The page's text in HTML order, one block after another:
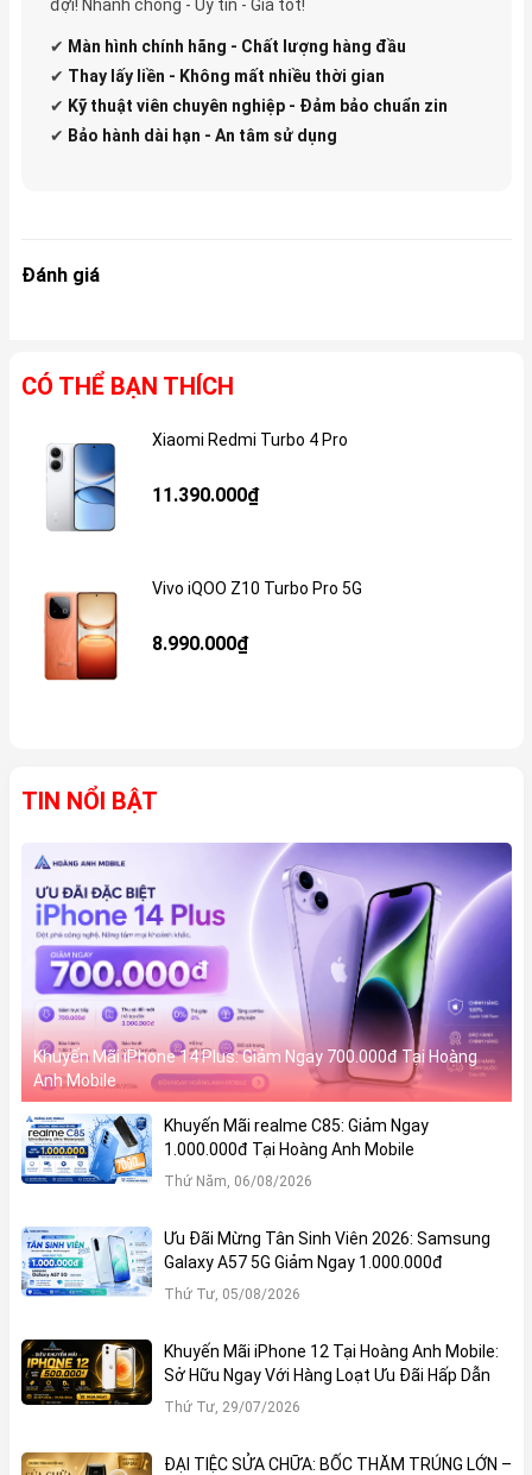
đợi! Nhanh chóng - Uy tín - Giá tốt!
✔ Màn hình chính hãng - Chất lượng hàng đầu
✔ Thay lấy liền - Không mất nhiều thời gian
✔ Kỹ thuật viên chuyên nghiệp - Đảm bảo chuẩn zin
✔ Bảo hành dài hạn - An tâm sử dụng
Đánh giá
CÓ THỂ BẠN THÍCH
Xiaomi Redmi Turbo 4 Pro
11.390.000₫
Vivo iQOO Z10 Turbo Pro 5G
8.990.000₫
TIN NỔI BẬT
Khuyến Mãi iPhone 14 Plus: Giảm Ngay 700.000đ Tại Hoàng
Anh Mobile
Khuyến Mãi realme C85: Giảm Ngay
1.000.000đ Tại Hoàng Anh Mobile
Thứ Năm, 06/08/2026
Ưu Đãi Mừng Tân Sinh Viên 2026: Samsung
Galaxy A57 5G Giảm Ngay 1.000.000đ
Thứ Tư, 05/08/2026
Khuyến Mãi iPhone 12 Tại Hoàng Anh Mobile:
Sở Hữu Ngay Với Hàng Loạt Ưu Đãi Hấp Dẫn
Thứ Tư, 29/07/2026
ĐẠI TIỆC SỬA CHỮA: BỐC THĂM TRÚNG LỚN –